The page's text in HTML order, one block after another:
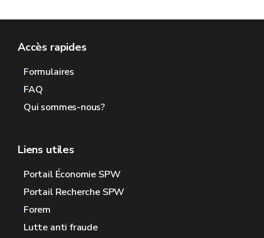
Accès rapides
Formulaires
FAQ
Qui sommes-nous?
Liens utiles
Portail Économie SPW
Portail Recherche SPW
Forem
Lutte anti fraude